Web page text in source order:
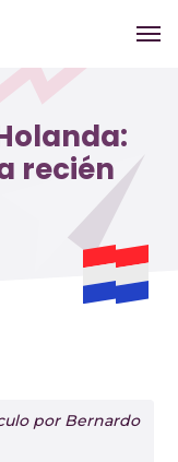
recién
por Bernardo